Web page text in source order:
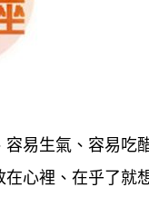
易生氣、容易吃
心裡、在乎了